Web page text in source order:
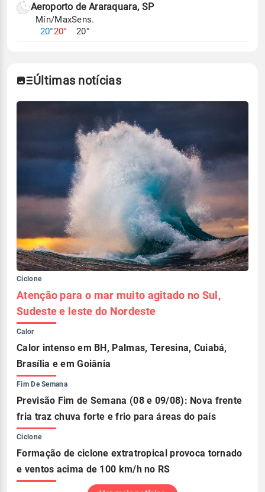
Aeroporto de Araraquara, SP
Mín/Max
20°20°
Sens.
20°
Últimas notícias
Ciclone
Atenção para o mar muito agitado no Sul,
Sudeste e leste do Nordeste
Calor
Calor intenso em BH, Palmas, Teresina, Cuiabá,
Brasília e em Goiânia
Fim De Semana
Previsão Fim de Semana (08 e 09/08): Nova frente
fria traz chuva forte e frio para áreas do país
Ciclone
Formação de ciclone extratropical provoca tornado
e ventos acima de 100 km/h no RS